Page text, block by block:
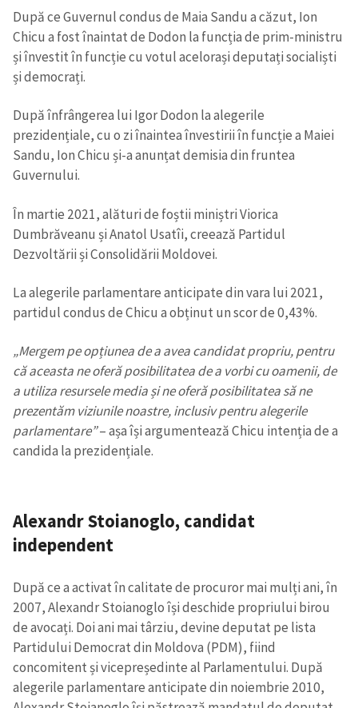
După ce Guvernul condus de Maia Sandu a căzut, Ion
Chicu a fost înaintat de Dodon la funcția de prim-ministru
și învestit în funcție cu votul acelorași deputați socialiști
și democrați.
După înfrângerea lui Igor Dodon la alegerile
prezidențiale, cu o zi înaintea învestirii în funcție a Maiei
Sandu, Ion Chicu și-a anunțat demisia din fruntea
Guvernului.
În martie 2021, alături de foștii miniștri Viorica
Dumbrăveanu și Anatol Usatîi, creează Partidul
Dezvoltării și Consolidării Moldovei.
La alegerile parlamentare anticipate din vara lui 2021,
partidul condus de Chicu a obținut un scor de 0,43%.
„Mergem pe opțiunea de a avea candidat propriu, pentru
că aceasta ne oferă posibilitatea de a vorbi cu oamenii, de
a utiliza resursele media și ne oferă posibilitatea să ne
prezentăm viziunile noastre, inclusiv pentru alegerile
parlamentare”– așa își argumentează Chicu intenția de a
candida la prezidențiale.
Alexandr Stoianoglo, candidat
independent
După ce a activat în calitate de procuror mai mulți ani, în
2007, Alexandr Stoianoglo își deschide propriului birou
de avocați. Doi ani mai târziu, devine deputat pe lista
Partidului Democrat din Moldova (PDM), fiind
concomitent și vicepreședinte al Parlamentului. După
alegerile parlamentare anticipate din noiembrie 2010,